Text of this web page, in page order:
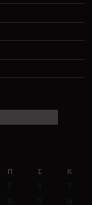
Π Σ
Κ
5 6
7
12 13 14